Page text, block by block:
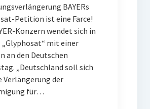
BAYERs
Petition ist eine Farce!
Konzern wendet sich in
„Glyphosat“ mit einer
an den Deutschen
„Deutschland soll sich
Verlängerung der
für…